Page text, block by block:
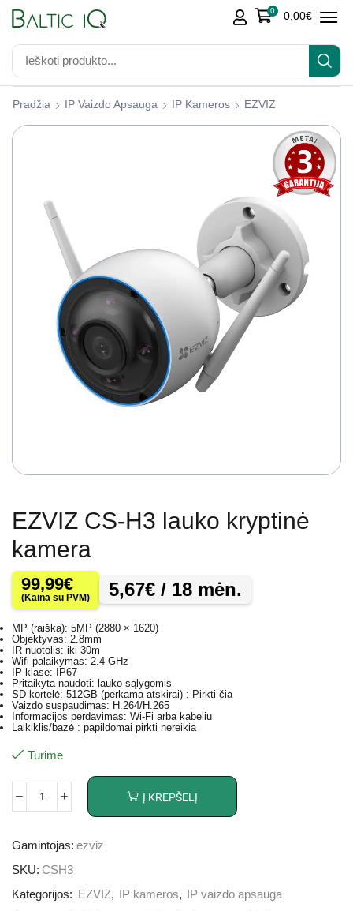
0 0,00€
Pradžia IP Vaizdo Apsauga IP Kameros EZVIZ
EZVIZ CS-H3 lauko kryptinė
kamera
99,99€
(Kaina su PVM) 5,67€ / 18 mėn.
MP (raiška): 5MP (2880 × 1620)
Objektyvas: 2.8mm
IR nuotolis: iki 30m
Wifi palaikymas: 2.4 GHz
IP klasė: IP67
Pritaikyta naudoti: lauko sąlygomis
SD kortelė: 512GB (perkama atskirai) : Pirkti čia
Vaizdo suspaudimas: H.264/H.265
Informacijos perdavimas: Wi-Fi arba kabeliu
Laikiklis/bazė : papildomai pirkti nereikia
Turime
Į KREPŠELĮ
Gamintojas: ezviz
SKU: CSH3
Kategorijos:
EZVIZ, IP kameros,
IP vaizdo apsauga